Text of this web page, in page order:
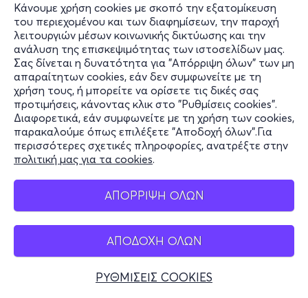
Κάνουμε χρήση cookies με σκοπό την εξατομίκευση
του περιεχομένου και των διαφημίσεων, την παροχή
λειτουργιών μέσων κοινωνικής δικτύωσης και την
ανάλυση της επισκεψιμότητας των ιστοσελίδων μας.
Σας δίνεται η δυνατότητα για "Απόρριψη όλων" των μη
απαραίτητων cookies, εάν δεν συμφωνείτε με τη
χρήση τους, ή μπορείτε να ορίσετε τις δικές σας
προτιμήσεις, κάνοντας κλικ στο "Ρυθμίσεις cookies".
Διαφορετικά, εάν συμφωνείτε με τη χρήση των cookies,
παρακαλούμε όπως επιλέξετε "Αποδοχή όλων".Για
περισσότερες σχετικές πληροφορίες, ανατρέξτε στην
πολιτική μας για τα cookies.
ΑΠΟΡΡΙΨΗ ΟΛΩΝ
ΑΠΟΔΟΧΗ ΟΛΩΝ
ΡΥΘΜΙΣΕΙΣ COOKIES